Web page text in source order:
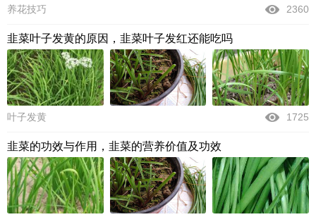
养花技巧 2360
韭菜叶子发黄的原因，韭菜叶子发红还能吃吗
叶子发黄 1725
韭菜的功效与作用，韭菜的营养价值及功效